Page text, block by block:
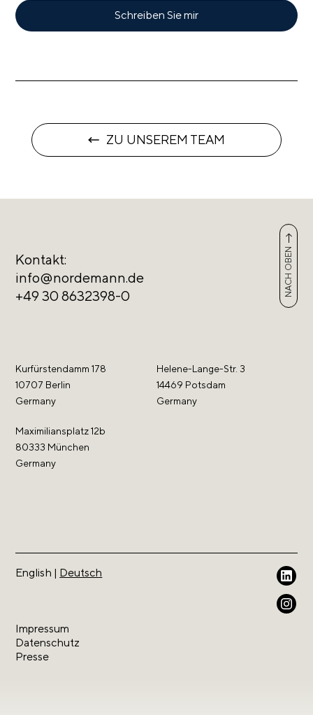
Schreiben Sie mir
ZU UNSEREM TEAM
Kontakt:
info@nordemann.de
+49 30 8632398-0
Kurfürstendamm 178
10707 Berlin
Germany
Helene-Lange-Str. 3
14469 Potsdam
Germany
Maximiliansplatz 12b
80333 München
Germany
NACH OBEN
English | Deutsch
Impressum
Datenschutz
Presse